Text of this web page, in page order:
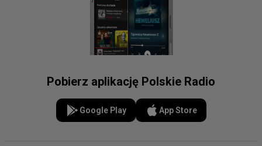
Pobierz aplikację Polskie Radio
Google Play App Store